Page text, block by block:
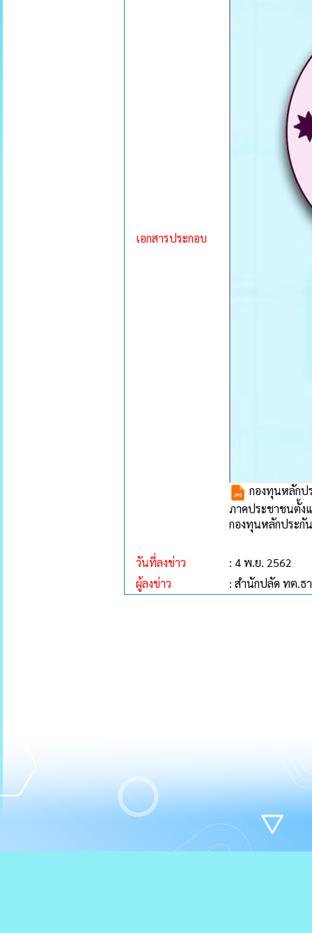
เอกสารประกอบ
กองทุนหลักป
ภาคประชาชนตั้ง
กองทุนหลักประกั
วันที่ลงข่าว
: 4 พ.ย. 2562
ผู้ลงข่าว
: สำนักปลัด ทต.ธ